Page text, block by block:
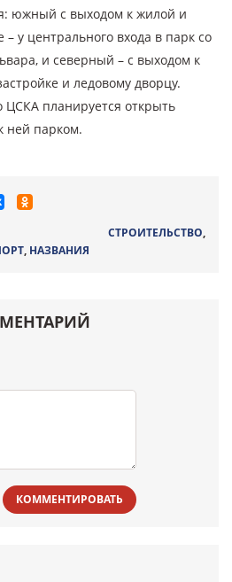
южный с выходом к жилой и
у центрального входа в парк со
и северный – с выходом к
и ледовому дворцу.
планируется открыть
ней парком.
СТРОИТЕЛЬСТВО,
, НАЗВАНИЯ
КОММЕНТИРОВАТЬ